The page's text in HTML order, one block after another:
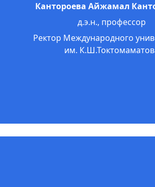
Омошев Тологон
д.э.н., профессор
Проректор по науке,
связям и инновационно-